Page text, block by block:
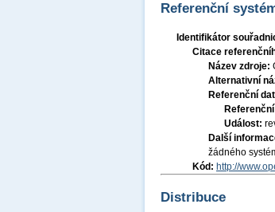
Referenční
Identifikátor
Citace
Název zdroje:
Alternativní
Referenční
Událost:
Další
žádného
Kód: http://
Distribuce